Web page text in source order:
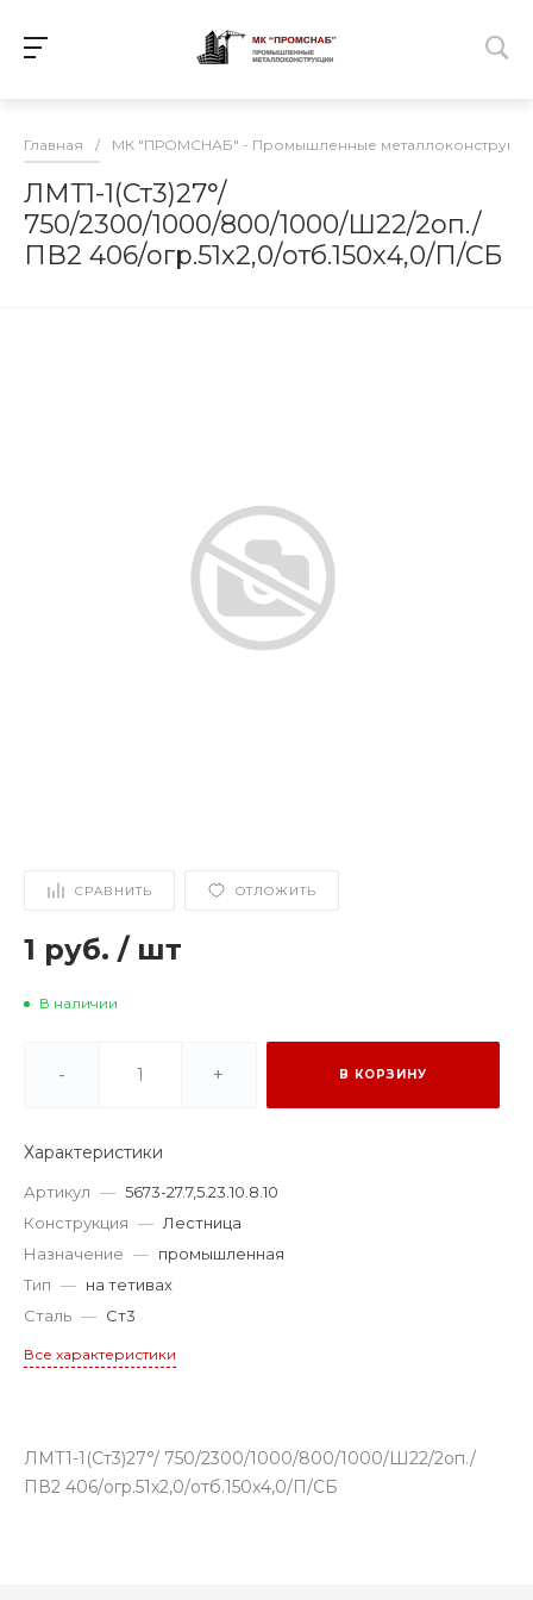
Главная / МК "ПРОМСНАБ" - Промышленные
ЛМТ1-1(Ст3)27°/
750/2300/1000/800/1000/Ш22/2оп./
ПВ2 406/огр.51х2,0/отб.150х4,0/П/СБ
СРАВНИТЬ ОТЛОЖИТЬ
1 руб. / шт
В наличии
- + В КОРЗИНУ
Характеристики
Артикул — 5673-27.7,5.23.10.8.10
Конструкция — Лестница
Назначение — промышленная
Тип — на тетивах
Сталь — Ст3
Все характеристики
ЛМТ1-1(Ст3)27°/ 750/2300/1000/800/1000/Ш22/2оп./
ПВ2 406/огр.51х2,0/отб.150х4,0/П/СБ